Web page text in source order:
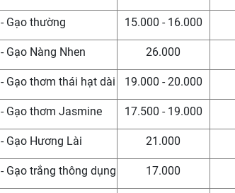
- Gạo thường 15.000 - 16.000
- Gạo Nàng Nhen 26.000
- Gạo thơm thái hạt dài 19.000 - 20.000
- Gạo thơm Jasmine 17.500 - 19.000
- Gạo Hương Lài 21.000
- Gạo trắng thông dụng 17.000